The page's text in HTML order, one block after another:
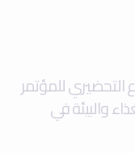
التحضيري للمؤتمر
والبيئة في